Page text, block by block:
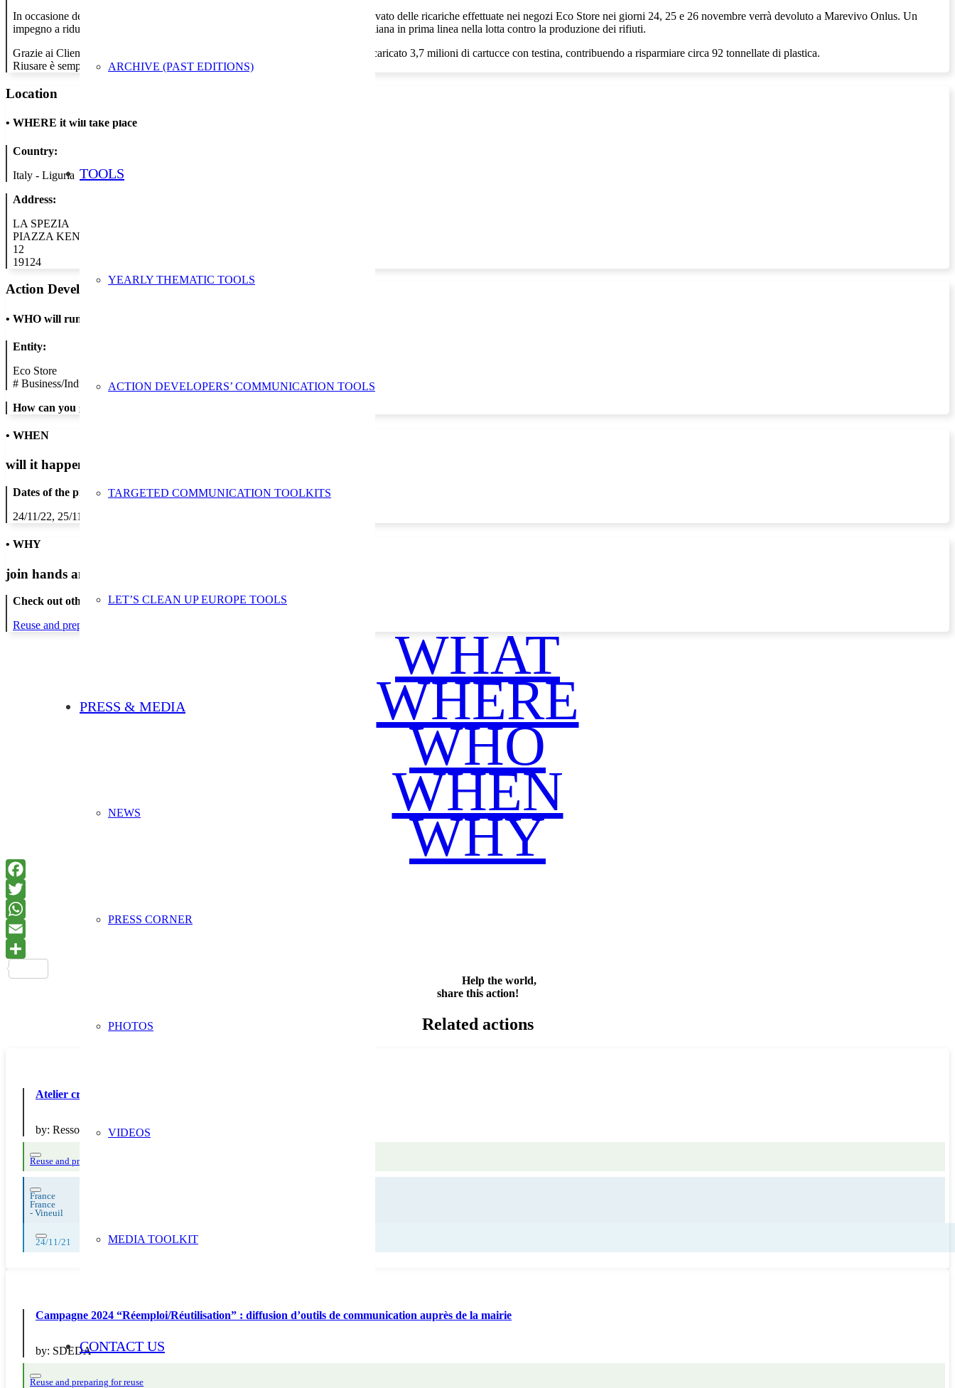
ARCHIVE (PAST EDITIONS)
TOOLS
YEARLY THEMATIC TOOLS
ACTION DEVELOPERS’ COMMUNICATION TOOLS
TARGETED COMMUNICATION TOOLKITS
LET’S CLEAN UP EUROPE TOOLS
PRESS & MEDIA
NEWS
PRESS CORNER
PHOTOS
VIDEOS
MEDIA TOOLKIT
CONTACT US
In occasione della Settimana Europea per la Riduzione dei Rifiuti, il 10% del ricavato delle ricariche effettuate nei negozi Eco Store nei giorni 24, 25 e 26 novembre verrà devoluto a Marevivo Onlus. Un
impegno a ridurre lo spreco, riutilizzando le cartucce e supportando una realtà italiana in prima linea nella lotta contro la produzione dei rifiuti.
Grazie ai Clienti che scelgono la ricarica in negozio, fino ad oggi Eco Store ha ricaricato 3,7 milioni di cartucce con testina, contribuendo a risparmiare circa 92 tonnellate di plastica.
Riusare è semplice e a volte bastano solo 5 minuti.
Location
• WHERE it will take place
Country:
Italy - Liguria
Address:
LA SPEZIA
PIAZZA KENNEDY
12
19124
Action Developer
• WHO will run the show
Entity:
Eco Store
# Business/Industry
How can you get in contact:
• WHEN
will it happen?
Dates of the proposed action:
24/11/22, 25/11/22, 26/11/22
• WHY
join hands and minds to
Check out other actions that will cover these themes:
Reuse and preparing for reuse
WHAT
WHERE
WHO
WHEN
WHY
Help the world,
share this action!
Related actions
Atelier créatif : Attrape-rêves
by: Ressourcerie Les Bonnes Manières
Reuse and preparing for reuse
France
France
- Vineuil
24/11/21
Campagne 2024 “Réemploi/Réutilisation” : diffusion d’outils de communication auprès de la mairie
by: SDEDA
Reuse and preparing for reuse